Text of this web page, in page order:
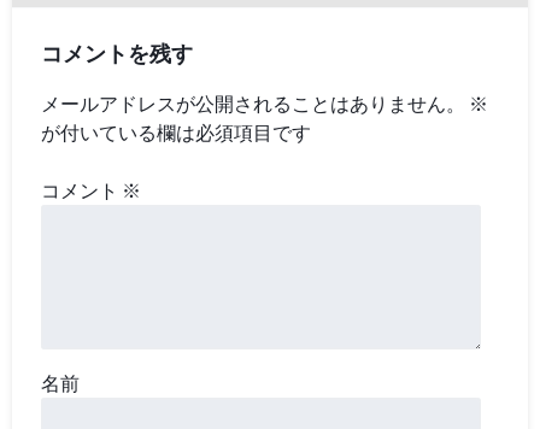
コメントを残す
メールアドレスが公開されることはありません。
※
が付いている欄は必須項目です
コメント ※
名前